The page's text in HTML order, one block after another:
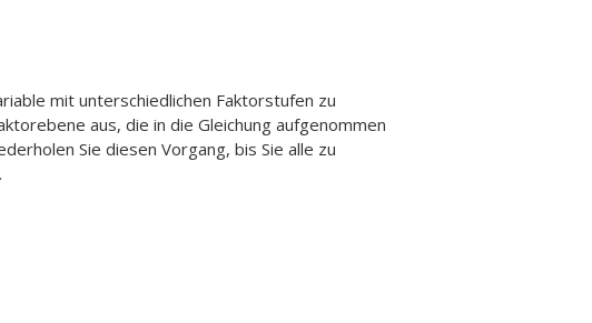
mit unterschiedlichen Faktorstufen zu
aus, die in die Gleichung aufgenommen
Sie diesen Vorgang, bis Sie alle zu